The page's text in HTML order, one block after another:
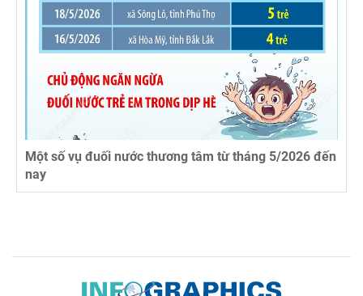
Một số vụ đuối nước thương tâm từ tháng 5/2026 đến
nay